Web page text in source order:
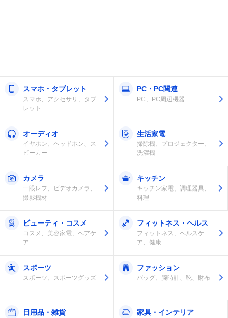
スマホ・タブレット
スマホ、アクセサリ、タブ
レット
PC・PC関連
PC、PC周辺機器
オーディオ
イヤホン、ヘッドホン、ス
ピーカー
生活家電
掃除機、プロジェクター、
洗濯機
カメラ
一眼レフ、ビデオカメラ、
撮影機材
キッチン
キッチン家電、調理器具、
料理
ビューティ・コスメ
コスメ、美容家電、ヘアケ
ア
フィットネス・ヘルス
フィットネス、ヘルスケ
ア、健康
スポーツ
スポーツ、スポーツグッズ
ファッション
バッグ、腕時計、靴、財布
日用品・雑貨 家具・インテリア